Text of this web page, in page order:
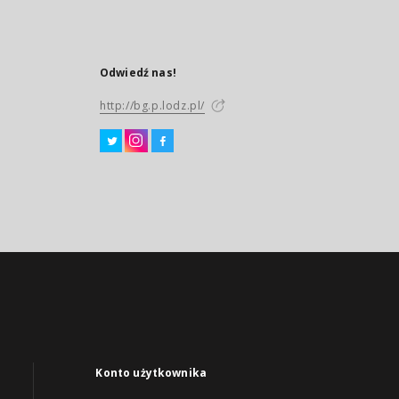
Odwiedź nas!
http://bg.p.lodz.pl/
Konto użytkownika